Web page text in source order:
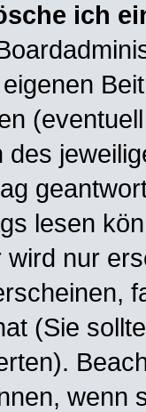
ich
des
lesen
nur
(Sie
wenn